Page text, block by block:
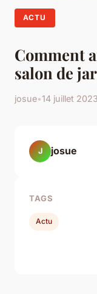
ACTU
Comment
salon de
josue•14 juillet 2023
J josue
TAGS
Actu